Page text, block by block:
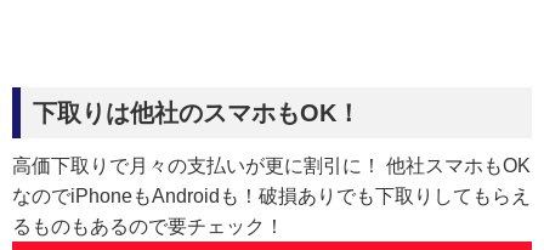
下取りは他社のスマホもOK！
高価下取りで月々の支払いが更に割引に！ 他社スマホもOK
なのでiPhoneもAndroidも！破損ありでも下取りしてもらえ
るものもあるので要チェック！